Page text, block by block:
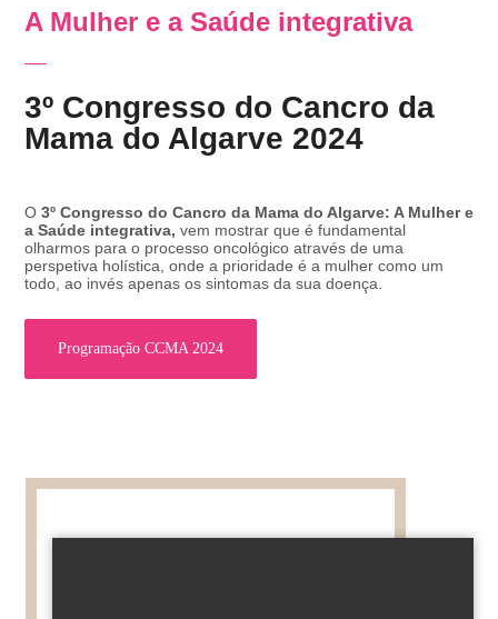
A Mulher e a Saúde integrativa
3º Congresso do Cancro da
Mama do Algarve 2024
O 3º Congresso do Cancro da Mama do Algarve: A Mulher e
a Saúde integrativa, vem mostrar que é fundamental
olharmos para o processo oncológico através de uma
perspetiva holística, onde a prioridade é a mulher como um
todo, ao invés apenas os sintomas da sua doença.
Programação CCMA 2024